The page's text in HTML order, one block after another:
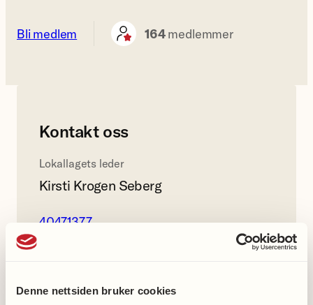
Denne nettsiden bruker cookies
Bli medlem 164medlemmer
Kontakt oss
Lokallagets leder
Kirsti Krogen Seberg
40471377
Ålesund helselag gruppe